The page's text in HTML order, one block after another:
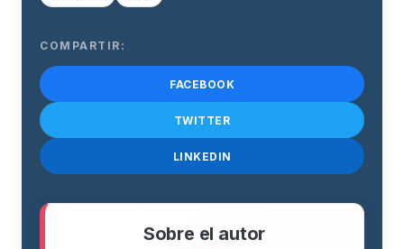
COMPARTIR:
FACEBOOK
TWITTER
LINKEDIN
Sobre el autor